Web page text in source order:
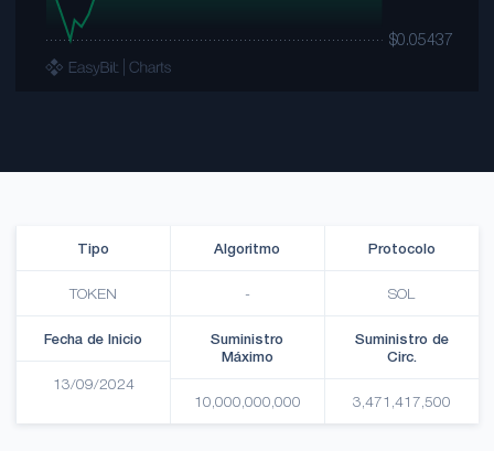
Tipo
TOKEN
Algoritmo
-
Protocolo
SOL
Fecha de Inicio
13/09/2024
Suministro
Máximo
10,000,000,000
Suministro de
Circ.
3,471,417,500